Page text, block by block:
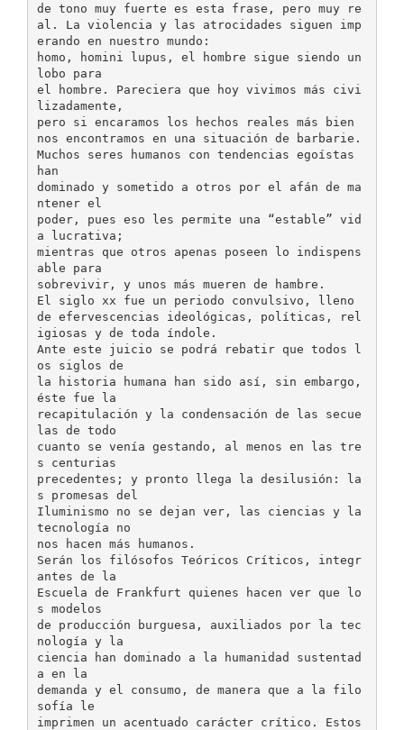
de tono muy fuerte es esta frase, pero muy re
al. La violencia y las atrocidades siguen imp
erando en nuestro mundo:
homo, homini lupus, el hombre sigue siendo un
lobo para
el hombre. Pareciera que hoy vivimos más civi
lizadamente,
pero si encaramos los hechos reales más bien
nos encontramos en una situación de barbarie.
Muchos seres humanos con tendencias egoístas
han
dominado y sometido a otros por el afán de ma
ntener el
poder, pues eso les permite una “estable” vid
a lucrativa;
mientras que otros apenas poseen lo indispens
able para
sobrevivir, y unos más mueren de hambre.
El siglo xx fue un periodo convulsivo, lleno
de efervescencias ideológicas, políticas, rel
igiosas y de toda índole.
Ante este juicio se podrá rebatir que todos l
os siglos de
la historia humana han sido así, sin embargo,
éste fue la
recapitulación y la condensación de las secue
las de todo
cuanto se venía gestando, al menos en las tre
s centurias
precedentes; y pronto llega la desilusión: la
s promesas del
Iluminismo no se dejan ver, las ciencias y la
tecnología no
nos hacen más humanos.
Serán los filósofos Teóricos Críticos, integr
antes de la
Escuela de Frankfurt quienes hacen ver que lo
s modelos
de producción burguesa, auxiliados por la tec
nología y la
ciencia han dominado a la humanidad sustentad
a en la
demanda y el consumo, de manera que a la filo
sofía le
imprimen un acentuado carácter crítico. Estos